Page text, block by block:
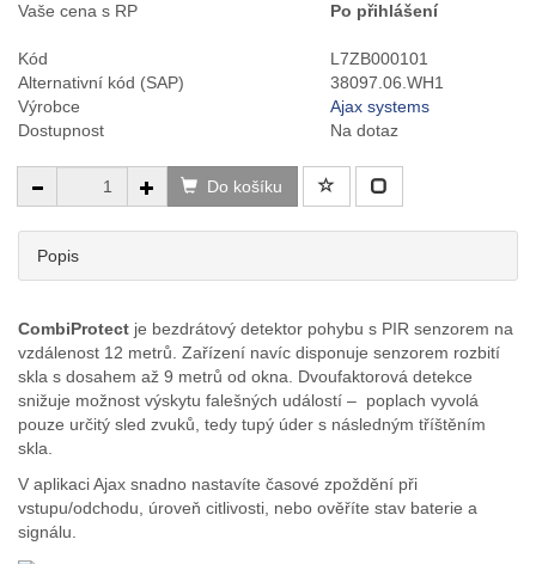
Vaše cena s RP
Po přihlášení
Kód
L7ZB000101
Alternativní kód (SAP)
38097.06.WH1
Výrobce
Ajax systems
Dostupnost
Na dotaz
Do košíku
Popis
CombiProtect je bezdrátový detektor pohybu s PIR senzorem na
vzdálenost 12 metrů. Zařízení navíc disponuje senzorem rozbití
skla s dosahem až 9 metrů od okna. Dvoufaktorová detekce
snižuje možnost výskytu falešných událostí – poplach vyvolá
pouze určitý sled zvuků, tedy tupý úder s následným tříštěním
skla.
V aplikaci Ajax snadno nastavíte časové zpoždění při
vstupu/odchodu, úroveň citlivosti, nebo ověříte stav baterie a
signálu.